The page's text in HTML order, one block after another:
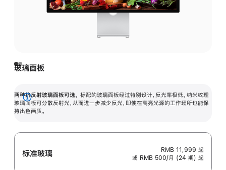
玻璃面板
两种抗反射玻璃面板可选。 标配的玻璃面板经过特别设计，反光率极低。纳米纹理
玻璃面板可分散反射光，从而进一步减少反光，即使在高亮光源的工作场所也能保
持出色画质。
展
开
标准玻璃 RMB 11,999 起
或 RMB 500/月 (24 期) 起